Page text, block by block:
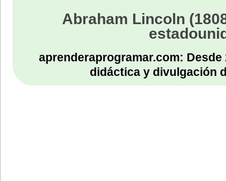
return
} //Cierre del método
Abraham Lincoln
aprenderaprogramar.com:
didáctica y divulgación